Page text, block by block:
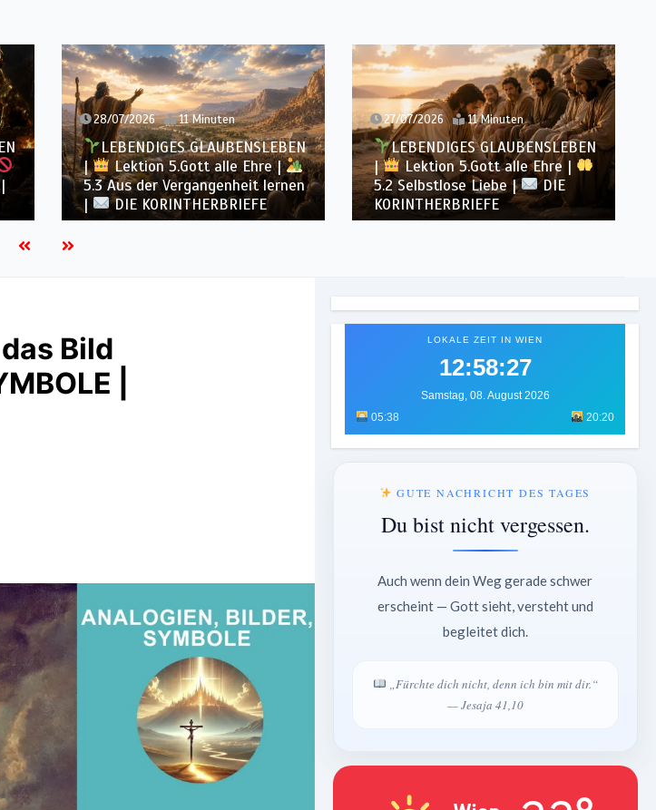
28/07/2026 11 Minuten
LEBENDIGES GLAUBENSLEBEN
|
Lektion 5.Gott alle Ehre |
5.3 Aus der Vergangenheit lernen
|
DIE KORINTHERBRIEFE
27/07/2026 11 Minuten
LEBENDIGES GLAUBENSLEBEN
|
Lektion 5.Gott alle Ehre |
5.2 Selbstlose Liebe |
DIE
KORINTHERBRIEFE
Bild
|
LOKALE ZEIT IN WIEN
12:58:30
Samstag, 08. August 2026
05:38
20:20
GUTE NACHRICHT DES TAGES
Du bist nicht vergessen.
Auch wenn dein Weg gerade schwer
erscheint — Gott sieht, versteht und
begleitet dich.
„Fürchte dich nicht, denn ich bin mit dir.“
— Jesaja 41,10